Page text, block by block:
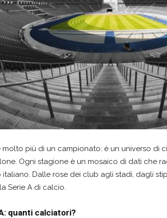
molto più di un campionato: è un universo di
Ogni stagione è un mosaico di dati che
Dalle rose dei club agli stadi, dagli
Serie A di calcio.
quanti calciatori?